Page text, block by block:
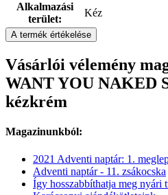
Alkalmazási
terület:
Kéz
A termék értékelése
Vásárlói vélemény
WANT YOU NAKED
kézkrém
Magazinunkból:
2021 Adventi naptár: 1.
Adventi naptár - 11. zsákocska
Így hosszabbíthatja meg nyári